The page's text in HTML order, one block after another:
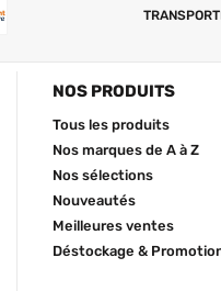
NOS PRODUITS
Tous les produits
Nos marques de A à Z
Nos sélections
Nouveautés
Meilleures ventes
Déstockage &